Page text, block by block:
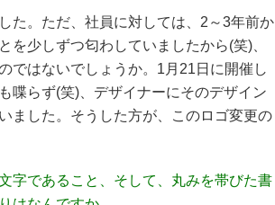
た。ただ、社員に対しては、2～3年前か
を少しずつ匂わしていましたから(笑)、
ではないでしょうか。1月21日に開催し
喋らず(笑)、デザイナーにそのデザイン
ました。そうした方が、このロゴ変更の
字であること、そして、丸みを帯びた書